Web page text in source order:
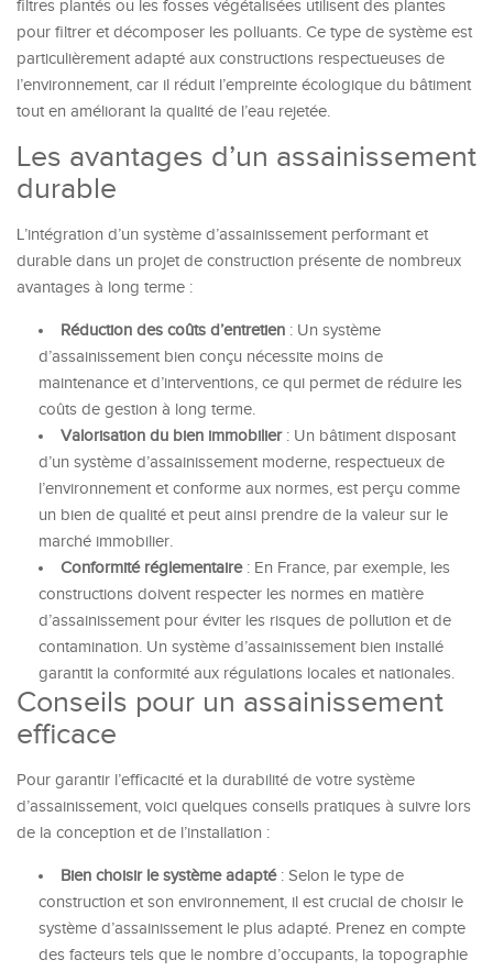
filtres plantés ou les fosses végétalisées utilisent des plantes
pour filtrer et décomposer les polluants. Ce type de système est
particulièrement adapté aux constructions respectueuses de
l’environnement, car il réduit l’empreinte écologique du bâtiment
tout en améliorant la qualité de l’eau rejetée.
Les avantages d’un assainissement
durable
L’intégration d’un système d’assainissement performant et
durable dans un projet de construction présente de nombreux
avantages à long terme :
Réduction des coûts d’entretien : Un système
d’assainissement bien conçu nécessite moins de
maintenance et d’interventions, ce qui permet de réduire les
coûts de gestion à long terme.
Valorisation du bien immobilier: Un bâtiment disposant
d’un système d’assainissement moderne, respectueux de
l’environnement et conforme aux normes, est perçu comme
un bien de qualité et peut ainsi prendre de la valeur sur le
marché immobilier.
Conformité réglementaire: En France, par exemple, les
constructions doivent respecter les normes en matière
d’assainissement pour éviter les risques de pollution et de
contamination. Un système d’assainissement bien installé
garantit la conformité aux régulations locales et nationales.
Conseils pour un assainissement
efficace
Pour garantir l’efficacité et la durabilité de votre système
d’assainissement, voici quelques conseils pratiques à suivre lors
de la conception et de l’installation :
Bien choisir le système adapté: Selon le type de
construction et son environnement, il est crucial de choisir le
système d’assainissement le plus adapté. Prenez en compte
des facteurs tels que le nombre d’occupants, la topographie